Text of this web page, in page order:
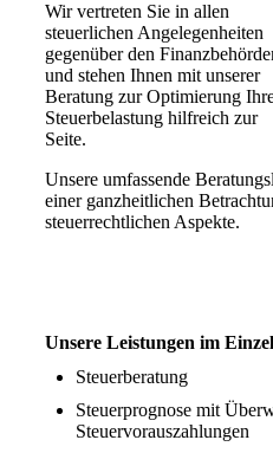
Wir vertreten Sie in allen
steuerlichen Angelegenheiten
gegenüber den
und stehen Ihnen mit unserer
Beratung zur Optimierung
Steuerbelastung hilfreich zur
Seite.
Unsere umfassende
einer ganzheitlichen
steuerrechtlichen Aspekte.
Unsere Leistungen im
Steuerberatung
Steuerprognose mit
Steuervorauszahlungen